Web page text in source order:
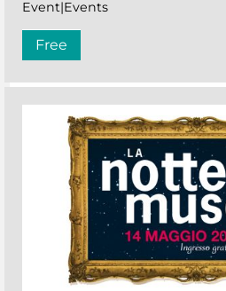
Event|Events
Free